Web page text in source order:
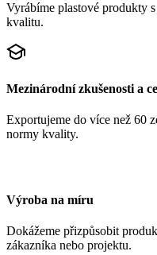
Vyrábíme plastové produkty
kvalitu.
Mezinárodní zkušenosti a
Exportujeme do více než 60
normy kvality.
Výroba na míru
Dokážeme přizpůsobit
zákazníka nebo projektu.